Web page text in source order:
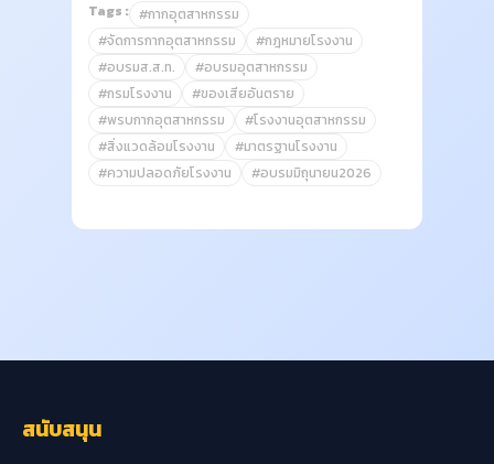
Tags : #กากอุตสาหกรรม
#จัดการกากอุตสาหกรรม
#กฎหมายโรงงาน
#อบรมส.ส.ท.
#อบรมอุตสาหกรรม
#กรมโรงงาน
#ของเสียอันตราย
#พรบกากอุตสาหกรรม
#โรงงานอุตสาหกรรม
#สิ่งแวดล้อมโรงงาน
#มาตรฐานโรงงาน
#ความปลอดภัยโรงงาน
#อบรมมิถุนายน2026
สนับสนุน